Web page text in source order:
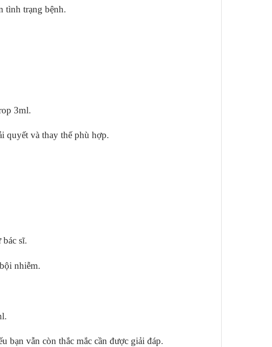
tình trạng bệnh.
3ml.
quyết và thay thế phù hợp.
sĩ.
nhiễm.
bạn vẫn còn thắc mắc cần được giải đáp.